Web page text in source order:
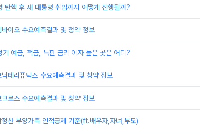
탄핵 후 새 대통령 취임까지 어떻게 진행될까?
이오 수요예측결과 및 청약 정보
기 예금, 적금, 특판 금리 이자 높은 곳은 어디?
테라퓨틱스 수요예측결과 및 청약 정보
로스 수요예측결과 및 청약 정보
산 부양가족 인적공제 기준(ft.배우자,자녀,부모)